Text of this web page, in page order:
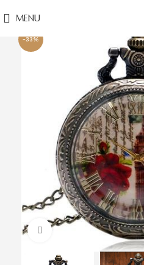
MENU
-33%
Click to enlarge